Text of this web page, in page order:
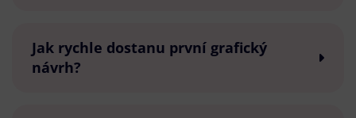
Jak rychle dostanu první grafický
návrh?